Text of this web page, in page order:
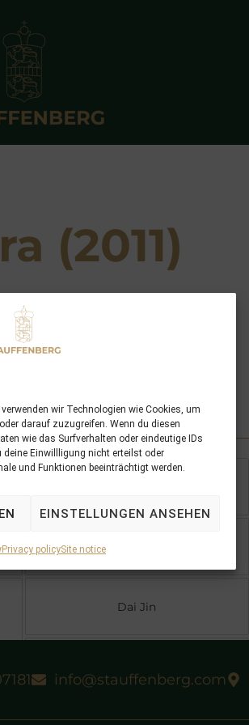
wir Technologien wie Cookies, um
darauf zuzugreifen. Wenn du diesen
wie das Surfverhalten oder eindeutige IDs
deine Einwillligung nicht erteilst oder
und Funktionen beeinträchtigt werden.
EINSTELLUNGEN ANSEHEN
Privacy policySite notice
(2011)
Zoppenbroich
Baumgarten
Dai Jin
info@stauffenberg.com